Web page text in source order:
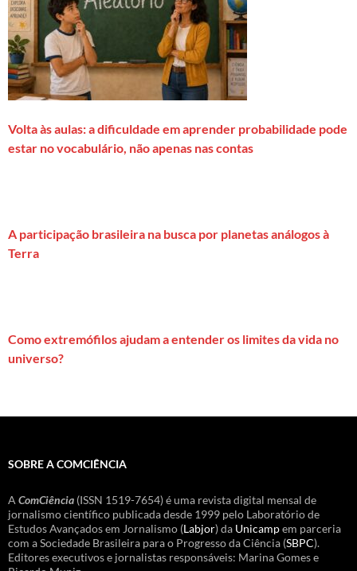
Volta às aulas: a dificuldade em aprender probabilidade pode
estar no vocabulário, não apenas nas contas
A participação brasileira na busca por planetas análogos à
Terra
Como extremófilos ajudam a entender os limites da vida no
universo?
SOBRE A COMCIÊNCIA
A ComCiência (ISSN 1519-7654) é uma revista digital mensal de
jornalismo científico publicada desde 1999 pelo Laboratório de
Estudos Avançados em Jornalismo (Labjor) da Unicampem parceria
com a Sociedade Brasileira para o Progresso da Ciência (SBPC).
Editores executivos e jornalistas responsáveis: Marina Gomes e